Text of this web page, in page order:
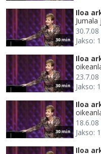
30 min
Iloa
Jakso:
30 min
Iloa
Jakso:
30 min
Iloa
Jakso:
Iloa